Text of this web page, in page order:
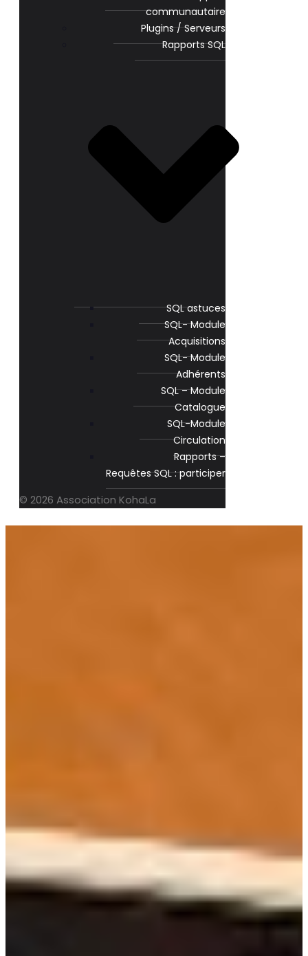
communautaire
Plugins / Serveurs
Rapports SQL
SQL astuces
SQL- Module
Acquisitions
SQL- Module
Adhérents
SQL – Module
Catalogue
SQL-Module
Circulation
Rapports –
Requêtes SQL : participer
© 2026 Association KohaLa